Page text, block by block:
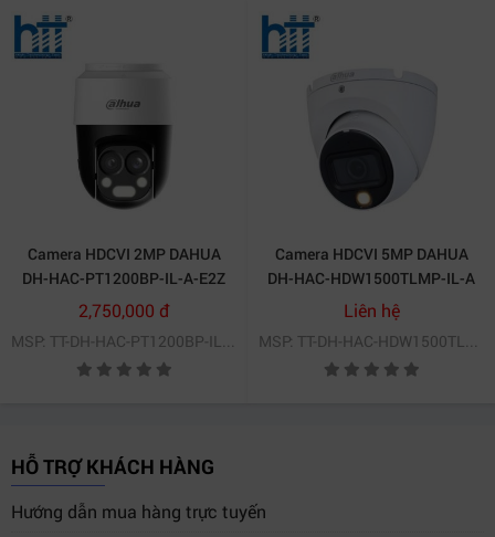
Camera HDCVI 2MP DAHUA
DH-HAC-PT1200BP-IL-A-E2Z
2,750,000 đ
MSP: TT-DH-HAC-PT1200BP-IL-A-E2Z
Camera HDCVI 5MP DAHUA
DH-HAC-HDW1500TLMP-IL-A
Liên hệ
MSP: TT-DH-HAC-HDW1500TLMP-IL-A
HỖ TRỢ KHÁCH HÀNG
Hướng dẫn mua hàng trực tuyến